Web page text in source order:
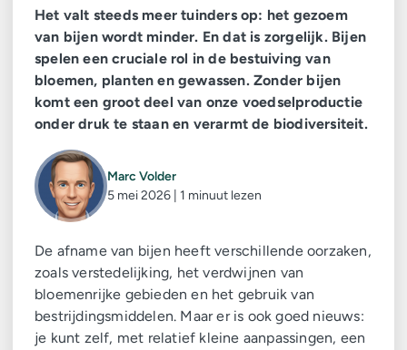
Het valt steeds meer tuinders op: het gezoem
van bijen wordt minder. En dat is zorgelijk. Bijen
spelen een cruciale rol in de bestuiving van
bloemen, planten en gewassen. Zonder bijen
komt een groot deel van onze voedselproductie
onder druk te staan en verarmt de biodiversiteit.
Marc Volder
5 mei 2026 | 1 minuut lezen
De afname van bijen heeft verschillende oorzaken,
zoals verstedelijking, het verdwijnen van
bloemenrijke gebieden en het gebruik van
bestrijdingsmiddelen. Maar er is ook goed nieuws:
je kunt zelf, met relatief kleine aanpassingen, een